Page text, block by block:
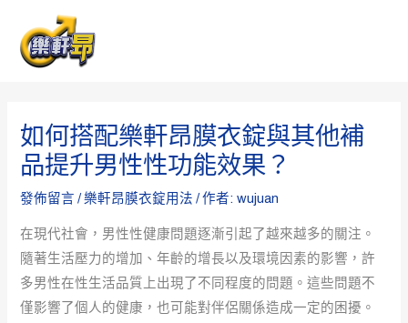
如何搭配樂軒昂膜衣錠與其他補
品提升男性性功能效果？
發佈留言 /樂軒昂膜衣錠用法 / 作者:wujuan
在現代社會，男性性健康問題逐漸引起了越來越多的關注。
隨著生活壓力的增加、年齡的增長以及環境因素的影響，許
多男性在性生活品質上出現了不同程度的問題。這些問題不
僅影響了個人的健康，也可能對伴侶關係造成一定的困擾。
navigation